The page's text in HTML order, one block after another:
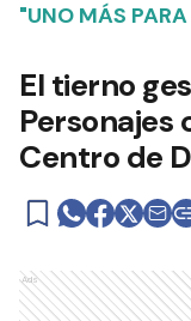
"UNO MÁS
El tierno
Personajes
Centro de
Ads